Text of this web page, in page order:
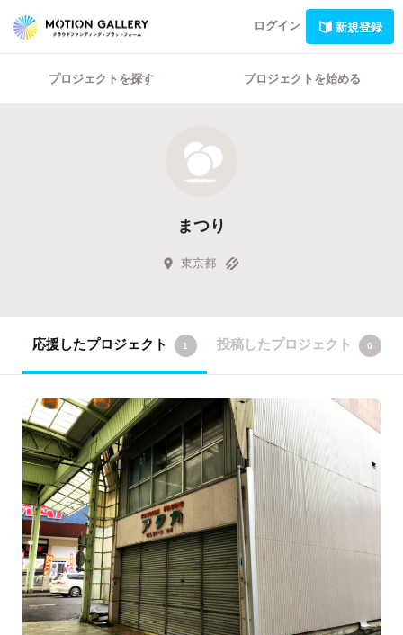
ログイン 新規登録
プロジェクトを探す プロジェクトを始める
まつり
東京都
応援したプロジェクト 1 投稿したプロジェクト 0